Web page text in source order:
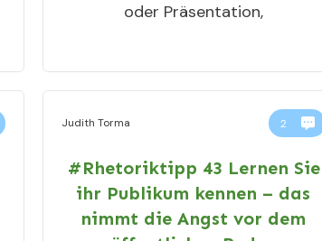
oder Präsentation,
Judith Torma 2
#Rhetoriktipp 43 Lernen Sie
ihr Publikum kennen – das
nimmt die Angst vor dem